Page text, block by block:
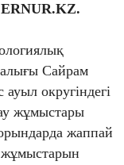
ERNUR.KZ.
Сайрам
округіндегі
жұмыстары
жаппай
жұмыстарын